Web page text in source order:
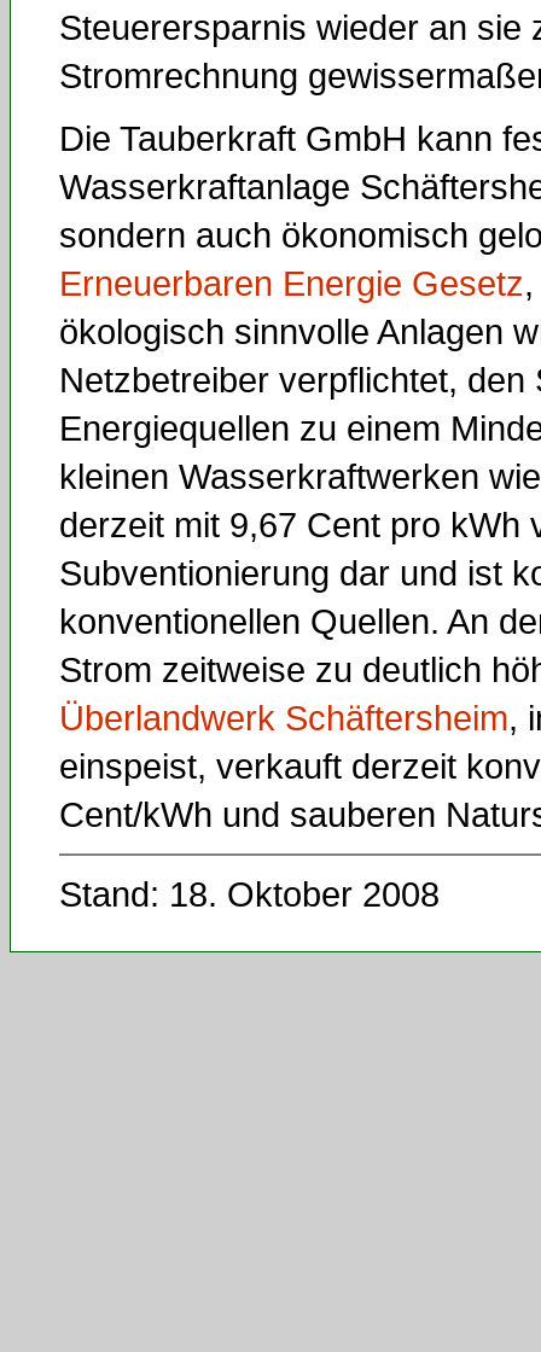
Steuerersparnis wieder an sie
Stromrechnung
Die Tauberkraft GmbH kann
Wasserkraftanlage
sondern auch ökonomisch
Erneuerbaren Energie Gesetz
ökologisch sinnvolle Anlagen
Netzbetreiber verpflichtet,
Energiequellen zu einem
kleinen Wasserkraftwerken
derzeit mit 9,67 Cent pro kWh
Subventionierung dar und ist
konventionellen Quellen. An
Strom zeitweise zu deutlich
Überlandwerk Schäftersheim,
einspeist, verkauft derzeit
Cent/kWh und sauberen
Stand: 18. Oktober 2008